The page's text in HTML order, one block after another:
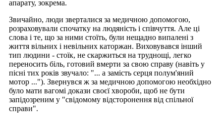
апарату, зокрема.
Звичайно, люди зверталися за медичною допомогою,
розраховували спочатку на людяність і співчуття. Але ці
слова і те, що за ними стоїть, були нещадно випалені з
життя вільних і невільних каторжан. Виховувався інший
тип людини - стоїк, не скаржиться на труднощі, легко
переносить біль, готовий вмерти за свою справу (навіть у
пісні тих років звучало: "... а замість серця полум'яний
мотор ..."). Звернувся ж за медичною допомогою необхідно
було мати вагомі докази своєї хвороби, щоб не бути
запідозреним у "свідомому відсторонення від спільної
справи".